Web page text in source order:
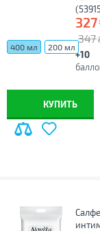
327
347
+10
400 мл 200 мл
КУПИТЬ